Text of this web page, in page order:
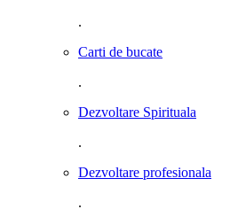
.
Carti de bucate
.
Dezvoltare Spirituala
.
Dezvoltare profesionala
.